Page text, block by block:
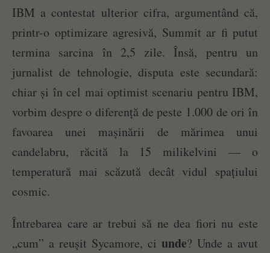
IBM a contestat ulterior cifra, argumentând că,
printr-o optimizare agresivă, Summit ar fi putut
termina sarcina în 2,5 zile. Însă, pentru un
jurnalist de tehnologie, disputa este secundară:
chiar și în cel mai optimist scenariu pentru IBM,
vorbim despre o diferență de peste 1.000 de ori în
favoarea unei mașinării de mărimea unui
candelabru, răcită la 15 milikelvini — o
temperatură mai scăzută decât vidul spațiului
cosmic.
Întrebarea care ar trebui să ne dea fiori nu este
„cum” a reușit Sycamore, ci unde? Unde a avut